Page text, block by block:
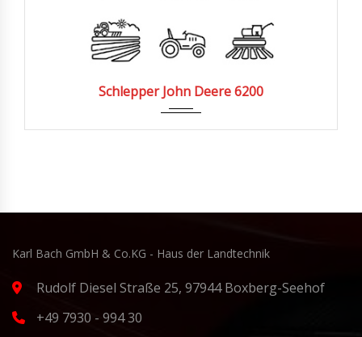
Schlepper John Deere 6200
Karl Bach GmbH & Co.KG - Haus der Landtechnik
Rudolf Diesel Straße 25, 97944 Boxberg-Seehof
+49 7930 - 994 30